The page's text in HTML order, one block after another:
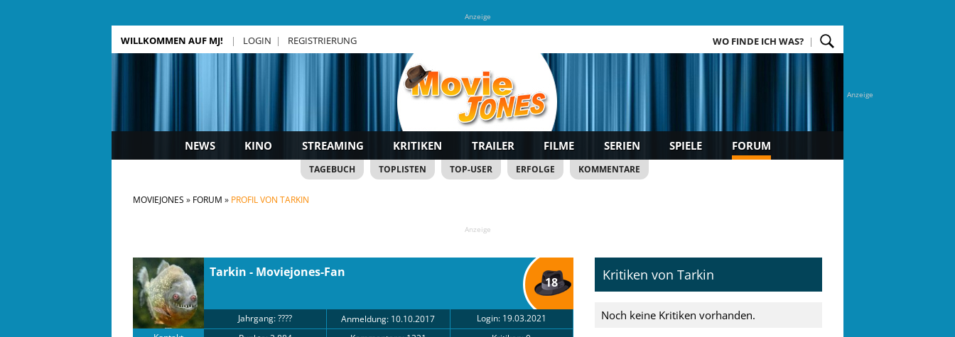
Anzeige
Anzeige
WILLKOMMEN AUF MJ! LOGIN REGISTRIERUNG WO FINDE ICH WAS?
NEWS KINO STREAMING KRITIKEN TRAILER FILME SERIEN SPIELE FORUM
TAGEBUCH TOPLISTEN TOP-USER ERFOLGE KOMMENTARE
MOVIEJONES FORUM PROFIL VON TARKIN
Anzeige
Tarkin - Moviejones-Fan
18
Jahrgang: ???? Anmeldung: 10.10.2017
Login: 19.03.2021
Kritiken von Tarkin
Noch keine Kritiken vorhanden.